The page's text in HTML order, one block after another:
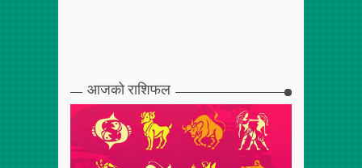
आजको राशिफल